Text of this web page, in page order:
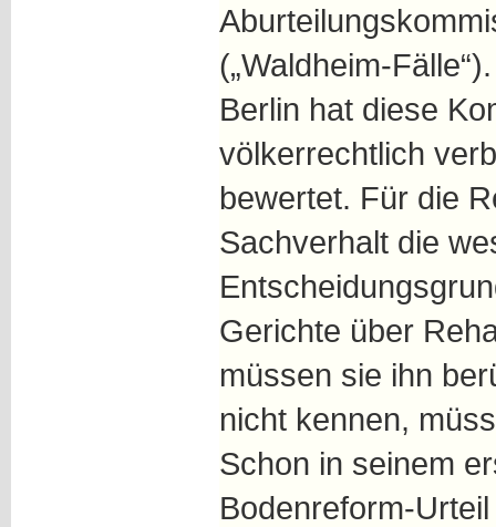
(„Waldheim-
Berlin hat diese
völkerrechtlich
bewertet. Für die
Sachverhalt die
Gerichte über
müssen sie ihn
nicht kennen,
Schon in seinem
Bodenreform-